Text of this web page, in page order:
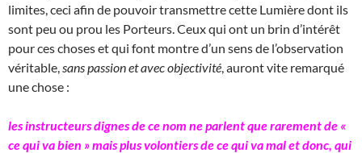
limites, ceci afin de pouvoir transmettre cette Lumière dont ils
sont peu ou prou les Porteurs. Ceux qui ont un brin d’intérêt
pour ces choses et qui font montre d’un sens de l’observation
véritable, sans passion et avec objectivité , auront vite remarqué
une chose :
les instructeurs dignes de ce nom ne parlent que rarement de «
ce qui va bien » mais plus volontiers de ce qui va mal et donc, qui